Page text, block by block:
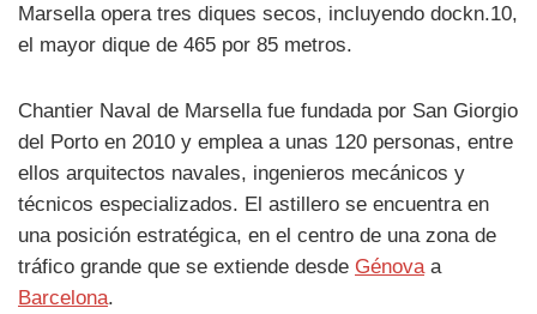
Marsella opera tres diques secos, incluyendo dockn.10,
el mayor dique de 465 por 85 metros.
Chantier Naval de Marsella fue fundada por San Giorgio
del Porto en 2010 y emplea a unas 120 personas, entre
ellos arquitectos navales, ingenieros mecánicos y
técnicos especializados. El astillero se encuentra en
una posición estratégica, en el centro de una zona de
tráfico grande que se extiende desde Génovaa
Barcelona.